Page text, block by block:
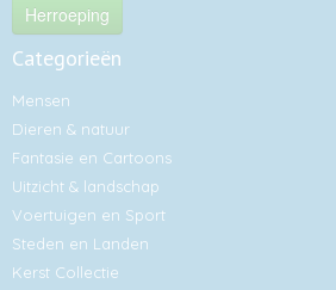
Herroeping
Categorieën
Mensen
Dieren & natuur
Fantasie en Cartoons
Uitzicht & landschap
Voertuigen en Sport
Steden en Landen
Kerst Collectie